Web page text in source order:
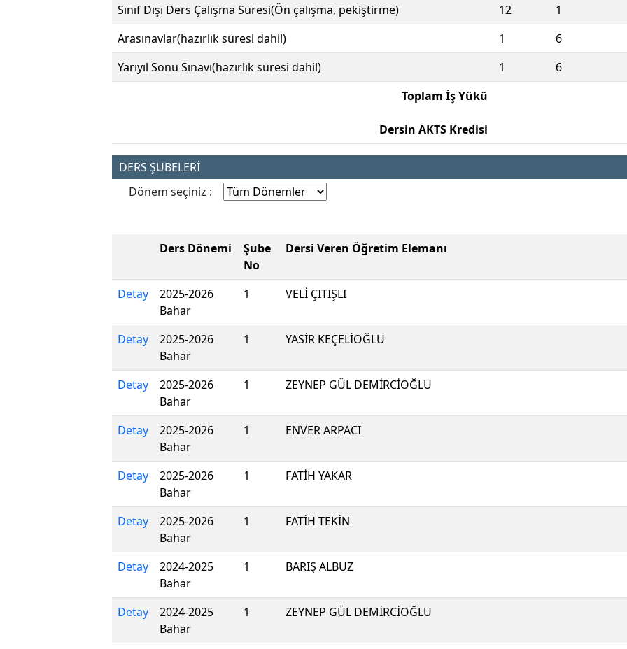
Sınıf Dışı Ders Çalışma Süresi(Ön çalışma, pekiştirme)
12 1
Arasınavlar(hazırlık süresi dahil)
1 6
Yarıyıl Sonu Sınavı(hazırlık süresi dahil)
1 6
Toplam İş Yükü
Dersin AKTS Kredisi
DERS ŞUBELERİ
Dönem seçiniz :
Ders Dönemi
Şube
No
Dersi Veren Öğretim Elemanı
Detay
2025-2026
Bahar
1 VELİ ÇITIŞLI
Detay
2025-2026
Bahar
1 YASİR KEÇELİOĞLU
Detay
2025-2026
Bahar
1 ZEYNEP GÜL DEMİRCİOĞLU
Detay
2025-2026
Bahar
1 ENVER ARPACI
Detay
2025-2026
Bahar
1 FATİH YAKAR
Detay
2025-2026
Bahar
1 FATİH TEKİN
Detay
2024-2025
Bahar
1 BARIŞ ALBUZ
Detay
2024-2025
Bahar
1 ZEYNEP GÜL DEMİRCİOĞLU